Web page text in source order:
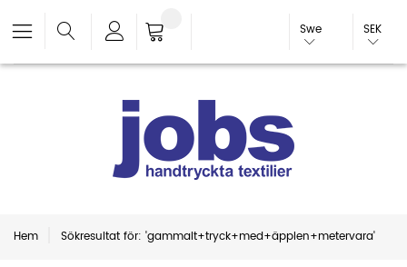
Swe SEK
Hem Sökresultat för: 'gammalt+tryck+med+äpplen+metervara'